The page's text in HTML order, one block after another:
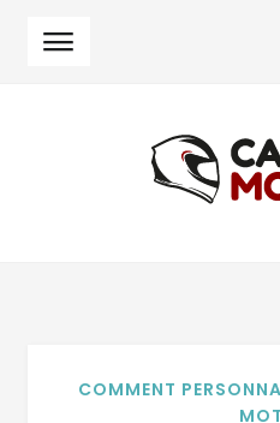
COMMENT